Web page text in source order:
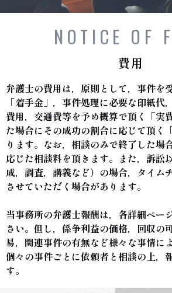
NOTICE OF
費用
弁護士の費用は，原則として，事件を
「着手金」，事件処理に必要な印紙代
費用，交通費等を予め概算で頂く「実
た場合にその成功の割合に応じて頂く
ります。なお，相談のみで終了した場
応じた相談料を頂きます。また，訴訟
成，調査，講義など）の場合，タイム
させていただく場合があります。
当事務所の弁護士報酬は，各詳細ペー
さい。但し，係争利益の価格，回収の
易，関連事件の有無など様々な事情に
個々の事件ごとに依頼者と相談の上，
す。